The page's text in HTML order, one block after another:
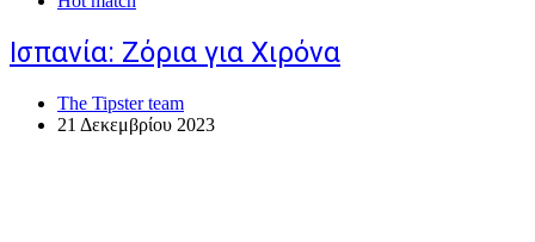
Ισπανία: Ζόρια για Χιρόνα
The Tipster team
21 Δεκεμβρίου 2023